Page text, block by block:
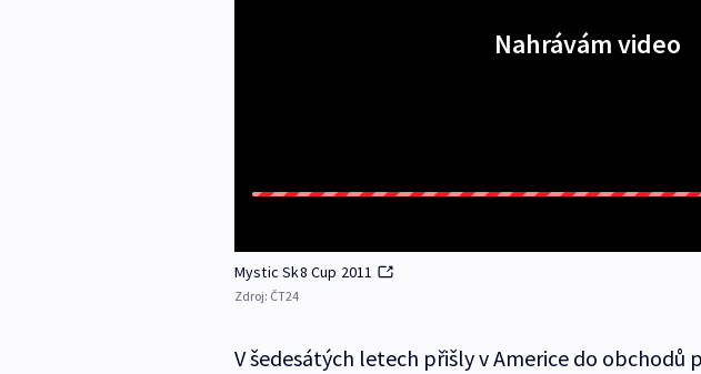
Nahrávám video
Mystic Sk8 Cup 2011
Zdroj: ČT24
V šedesátých letech přišly v Americe do obchodů